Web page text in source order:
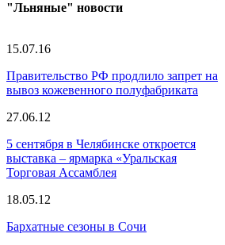
"Льняные" новости
15.07.16
Правительство РФ продлило запрет на
вывоз кожевенного полуфабриката
27.06.12
5 сентября в Челябинске откроется
выставка – ярмарка «Уральская
Торговая Ассамблея
18.05.12
Бархатные сезоны в Сочи